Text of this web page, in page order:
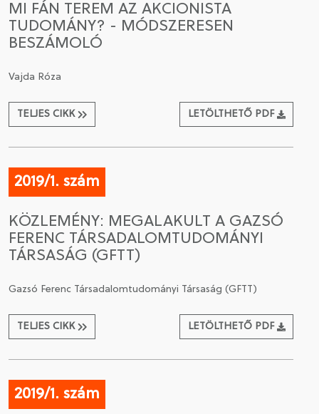
MI FÁN TEREM AZ AKCIONISTA
TUDOMÁNY? - MÓDSZERESEN
BESZÁMOLÓ
Vajda Róza
TELJES CIKK LETÖLTHETŐ PDF
2019/1. szám
KÖZLEMÉNY: MEGALAKULT A GAZSÓ
FERENC TÁRSADALOMTUDOMÁNYI
TÁRSASÁG (GFTT)
Gazsó Ferenc Társadalomtudományi Társaság (GFTT)
TELJES CIKK LETÖLTHETŐ PDF
2019/1. szám